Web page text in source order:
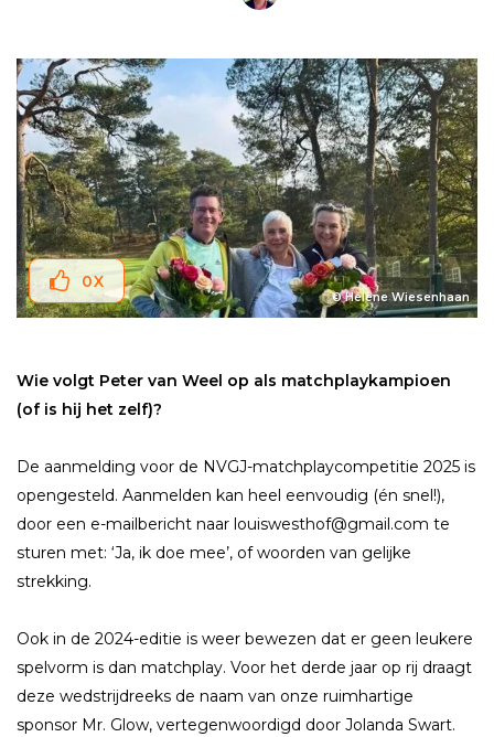
© Hélène Wiesenhaan
0X
Wie volgt Peter van Weel op als matchplaykampioen
(of is hij het zelf)?
De aanmelding voor de NVGJ-matchplaycompetitie 2025 is
opengesteld. Aanmelden kan heel eenvoudig (én snel!),
door een e-mailbericht naar louiswesthof@gmail.com te
sturen met: ‘Ja, ik doe mee’, of woorden van gelijke
strekking.
Ook in de 2024-editie is weer bewezen dat er geen leukere
spelvorm is dan matchplay. Voor het derde jaar op rij draagt
deze wedstrijdreeks de naam van onze ruimhartige
sponsor Mr. Glow, vertegenwoordigd door Jolanda Swart.